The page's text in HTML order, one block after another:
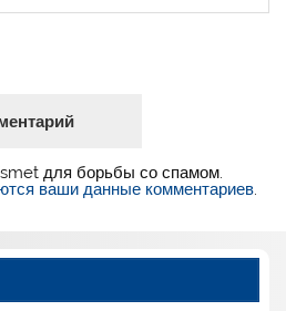
для борьбы со спамом.
ваши данные комментариев.